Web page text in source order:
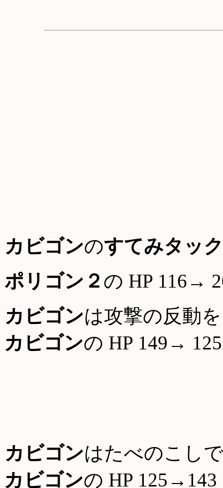
カビゴンのすてみタッ
ポリゴン２ の HP 116→
カビゴンは攻撃の反動
カビゴンの HP 149→ 125
カビゴンはたべのこし
カビゴンの HP 125→143